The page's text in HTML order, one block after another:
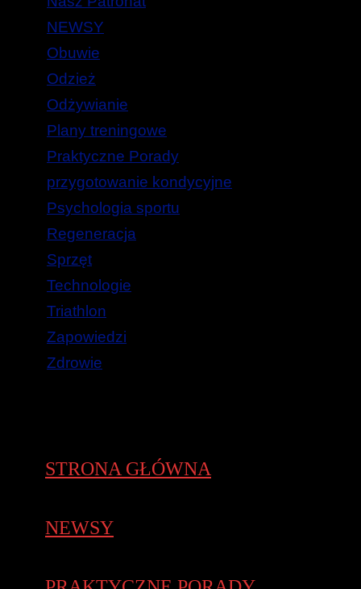
NEWSY
Obuwie
Odzież
Odżywianie
Plany treningowe
Praktyczne Porady
przygotowanie kondycyjne
Psychologia sportu
Regeneracja
Sprzęt
Technologie
Triathlon
Zapowiedzi
Zdrowie
STRONA GŁÓWNA
NEWSY